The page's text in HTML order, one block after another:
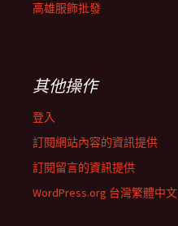
高雄服飾批發
其他操作
登入
訂閱網站內容的資訊提供
訂閱留言的資訊提供
WordPress.org 台灣繁體中文